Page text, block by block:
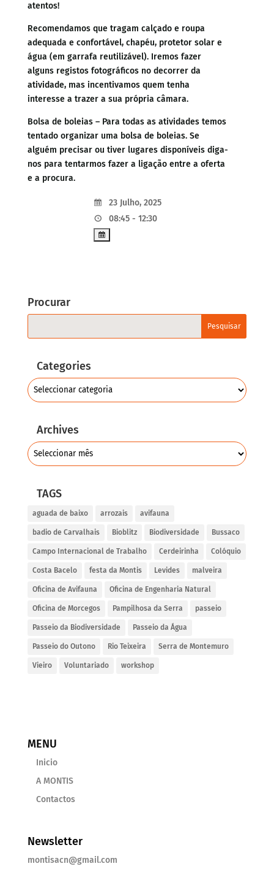
atentos!
Recomendamos que tragam calçado e roupa
adequada e confortável, chapéu, protetor solar e
água (em garrafa reutilizável). Iremos fazer
alguns registos fotográficos no decorrer da
atividade, mas incentivamos quem tenha
interesse a trazer a sua própria câmara.
Bolsa de boleias – Para todas as atividades temos
tentado organizar uma bolsa de boleias. Se
alguém precisar ou tiver lugares disponíveis diga-
nos para tentarmos fazer a ligação entre a oferta
e a procura.
23 Julho, 2025
08:45 - 12:30
Procurar
Categories
Archives
TAGS
aguada de baixo arrozais avifauna
badio de Carvalhais Bioblitz Biodiversidade Bussaco
Campo Internacional de Trabalho Cerdeirinha Colóquio
Costa Bacelo festa da Montis Levides malveira
Oficina de Avifauna Oficina de Engenharia Natural
Oficina de Morcegos Pampilhosa da Serra passeio
Passeio da Biodiversidade Passeio da Água
Passeio do Outono Rio Teixeira Serra de Montemuro
Vieiro Voluntariado workshop
MENU
Inicio
A MONTIS
Contactos
Newsletter
montisacn@gmail.com